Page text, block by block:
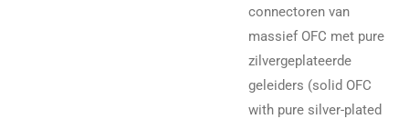
connectoren van
massief OFC met pure
zilvergeplateerde
geleiders (solid OFC
with pure silver-plated